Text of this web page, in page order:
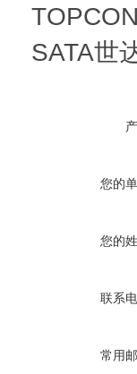
SATA世
您的
您的
联系
常用